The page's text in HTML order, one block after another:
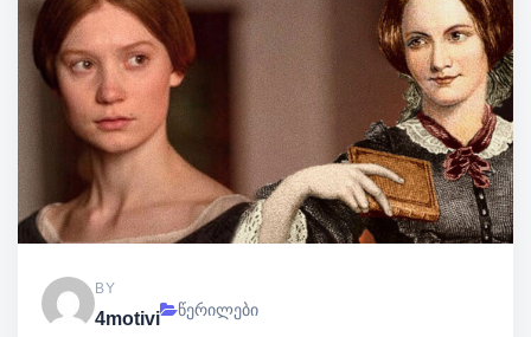
BY
4motivi წერილები